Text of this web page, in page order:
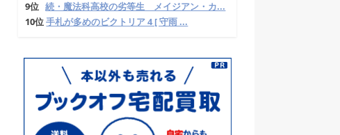
9位 続・魔法科高校の劣等生 メイジアン・カ...
10位 手札が多めのビクトリア 4 [ 守雨 ...